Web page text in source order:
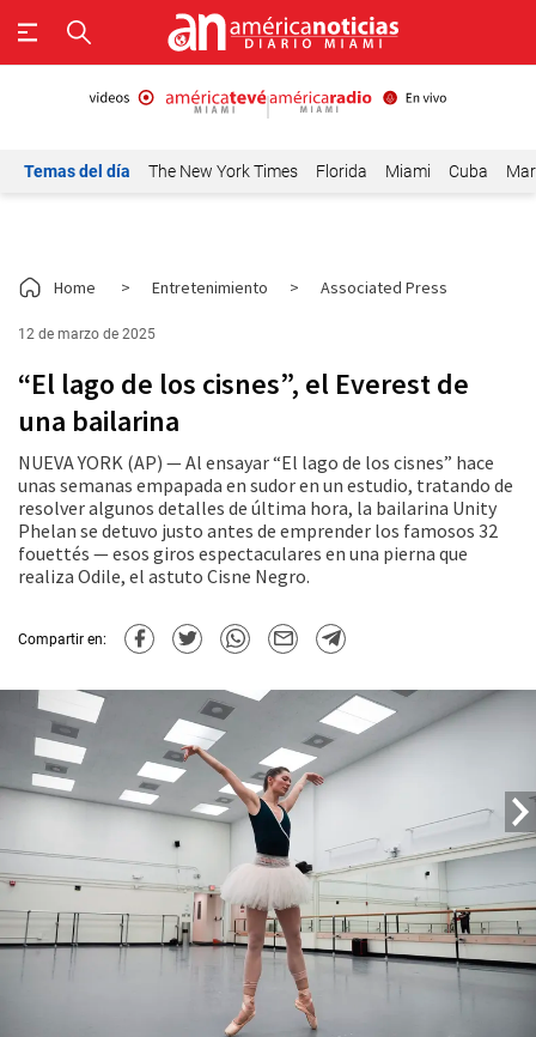
Temas del día The New York Times Florida Miami Cuba
Home > Entretenimiento > Associated Press
12 de marzo de 2025
“El lago de los cisnes”, el Everest de
una bailarina
NUEVA YORK (AP) — Al ensayar “El lago de los cisnes” hace
unas semanas empapada en sudor en un estudio, tratando de
resolver algunos detalles de última hora, la bailarina Unity
Phelan se detuvo justo antes de emprender los famosos 32
fouettés — esos giros espectaculares en una pierna que
realiza Odile, el astuto Cisne Negro.
Compartir en: